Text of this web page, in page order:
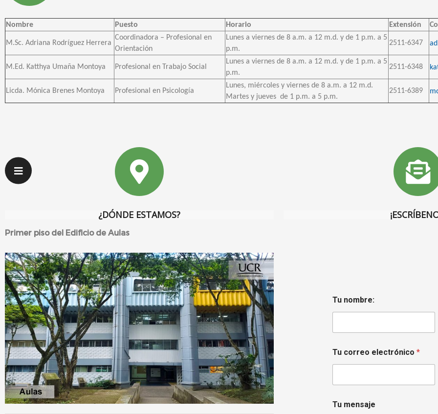
Nombre Puesto Horario Extensión
M.Sc. Adriana Rodríguez Herrera
Coordinadora – Profesional en
Orientación
Lunes a viernes de 8 a.m. a 12 m.d. y de 1 p.m. a 5
p.m.
2511-6347
M.Ed. Katthya Umaña Montoya Profesional en Trabajo Social
Lunes a viernes de 8 a.m. a 12 m.d. y de 1 p.m. a 5
p.m.
2511-6348
Licda. Mónica Brenes Montoya Profesional en Psicología
Lunes, miércoles y viernes de 8 a.m. a 12 m.d.
Martes y jueves de 1 p.m. a 5 p.m.
2511-6389
¿DÓNDE ESTAMOS?
Primer piso del Edificio de Aulas
Tu nombre:
u
n
m
r
e
Tu correo electrónico *
Tu mensaje